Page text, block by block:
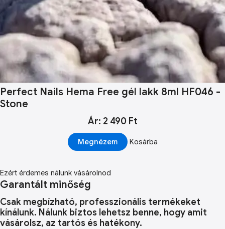
Perfect Nails Hema Free gél lakk 8ml HF046 -
Stone
Ár: 2 490 Ft
Megnézem Kosárba
Ezért érdemes nálunk vásárolnod
Garantált minőség
Csak megbízható, professzionális termékeket
kínálunk. Nálunk biztos lehetsz benne, hogy amit
vásárolsz, az tartós és hatékony.